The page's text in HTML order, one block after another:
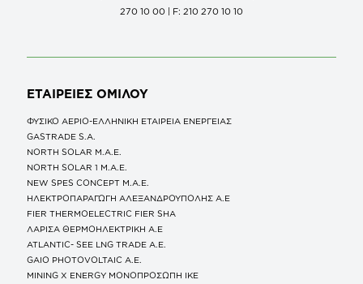
270 10 00 | F: 210 270 10 10
ΕΤΑΙΡΕΙΕΣ ΟΜΙΛΟΥ
ΦΥΣΙΚΟ ΑΕΡΙΟ-ΕΛΛΗΝΙΚΗ ΕΤΑΙΡΕΙΑ ΕΝΕΡΓΕΙΑΣ
GASTRADE S.A.
NORTH SOLAR M.Α.Ε.
NORTH SOLAR 1 M.Α.Ε.
NEW SPES CONCEPT Μ.Α.Ε.
ΗΛΕΚΤΡΟΠΑΡΑΓΩΓΗ ΑΛΕΞΑΝΔΡΟΥΠΟΛΗΣ A.E
FIER THERMOELECTRIC FIER SHA
ΛΑΡΙΣΑ ΘΕΡΜΟΗΛΕΚΤΡΙΚΗ A.E
ATLANTIC- SEE LNG TRADE A.E.
GAIO PHOTOVOLTAIC Α.Ε.
MINING X ENERGY ΜΟΝΟΠΡΟΣΩΠΗ ΙΚΕ